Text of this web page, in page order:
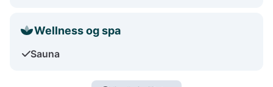
Wellness og spa
Sauna